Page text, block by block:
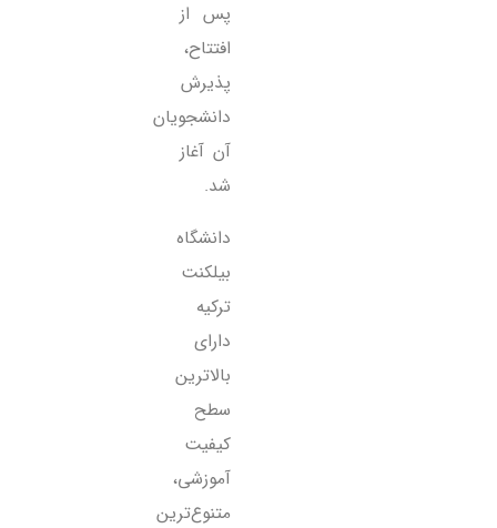
پس از
افتتاح،
پذیرش
دانشجویان
آن آغاز
شد.
دانشگاه
بیلکنت
ترکیه
دارای
بالاترین
سطح
کیفیت
آموزشی،
متنوع‌ترین